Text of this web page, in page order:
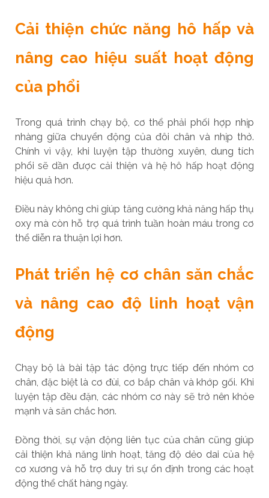
Cải thiện chức năng hô hấp và
nâng cao hiệu suất hoạt động
của phổi
Trong quá trình chạy bộ, cơ thể phải phối hợp nhịp
nhàng giữa chuyển động của đôi chân và nhịp thở.
Chính vì vậy, khi luyện tập thường xuyên, dung tích
phổi sẽ dần được cải thiện và hệ hô hấp hoạt động
hiệu quả hơn.
Điều này không chỉ giúp tăng cường khả năng hấp thụ
oxy mà còn hỗ trợ quá trình tuần hoàn máu trong cơ
thể diễn ra thuận lợi hơn.
Phát triển hệ cơ chân săn chắc
và nâng cao độ linh hoạt vận
động
Chạy bộ là bài tập tác động trực tiếp đến nhóm cơ
chân, đặc biệt là cơ đùi, cơ bắp chân và khớp gối. Khi
luyện tập đều đặn, các nhóm cơ này sẽ trở nên khỏe
mạnh và săn chắc hơn.
Đồng thời, sự vận động liên tục của chân cũng giúp
cải thiện khả năng linh hoạt, tăng độ dẻo dai của hệ
cơ xương và hỗ trợ duy trì sự ổn định trong các hoạt
động thể chất hàng ngày.